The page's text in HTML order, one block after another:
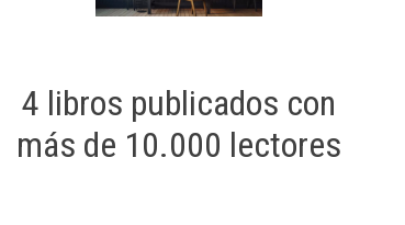
4 libros publicados con
más de 10.000 lectores